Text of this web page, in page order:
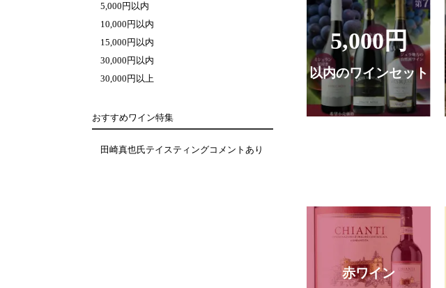
5,000円以内
10,000円以内
15,000円以内
30,000円以内
30,000円以上
おすすめワイン特集
田崎真也氏テイスティングコメントあり
5,000円
以内のワインセット
赤ワイン